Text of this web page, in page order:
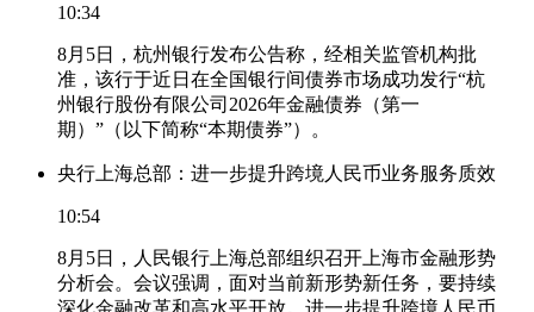
10:34
8月5日，杭州银行发布公告称，经相关监管机构批
准，该行于近日在全国银行间债券市场成功发行“杭
州银行股份有限公司2026年金融债券（第一
期）”（以下简称“本期债券”）。
央行上海总部：进一步提升跨境人民币业务服务质效
10:54
8月5日，人民银行上海总部组织召开上海市金融形势
分析会。会议强调，面对当前新形势新任务，要持续
深化金融改革和高水平开放。进一步提升跨境人民币